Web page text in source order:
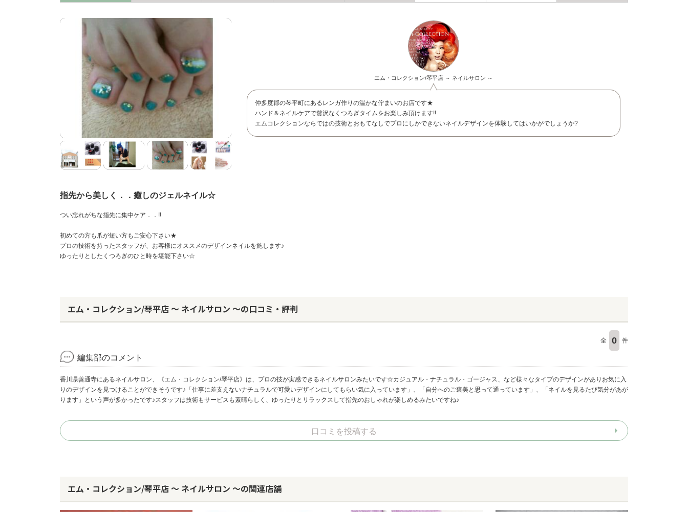
エム・コレクション/琴平店 ～ ネイルサロン ～
仲多度郡の琴平町にあるレンガ作りの温かな佇まいのお店です★
ハンド＆ネイルケアで贅沢なくつろぎタイムをお楽しみ頂けます!!
エムコレクションならではの技術とおもてなしでプロにしかできないネイルデザインを体験してはいかがでしょうか?
指先から美しく．．癒しのジェルネイル☆
つい忘れがちな指先に集中ケア．．!!
初めての方も爪が短い方もご安心下さい★
プロの技術を持ったスタッフが、お客様にオススメのデザインネイルを施します♪
ゆったりとしたくつろぎのひと時を堪能下さい☆
エム・コレクション/琴平店 ～ ネイルサロン ～の口コミ・評判
全 0 件
編集部のコメント
香川県善通寺にあるネイルサロン、《エム・コレクション/琴平店》は、プロの技が実感できるネイルサロンみたいです☆カジュアル・ナチュラル・ゴージャス、など様々なタイプのデザインがありお気に入
りのデザインを見つけることができそうです♪「仕事に差支えないナチュラルで可愛いデザインにしてもらい気に入っています」、「自分へのご褒美と思って通っています」、「ネイルを見るたび気分があが
ります」という声が多かったです♪スタッフは技術もサービスも素晴らしく、ゆったりとリラックスして指先のおしゃれが楽しめるみたいですね♪
口コミを投稿する
エム・コレクション/琴平店 ～ ネイルサロン ～の関連店舗